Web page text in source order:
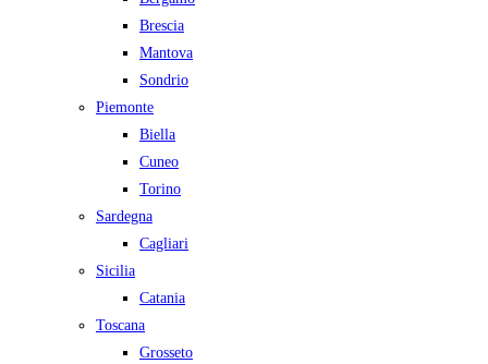
Brescia
Mantova
Sondrio
Piemonte
Biella
Cuneo
Torino
Sardegna
Cagliari
Sicilia
Catania
Toscana
Grosseto